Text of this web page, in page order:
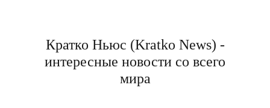
Кратко Ньюс (Kratko News) -
интересные новости со всего
мира